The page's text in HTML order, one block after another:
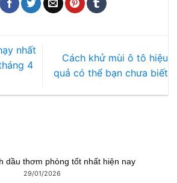
nhất
4
Cách khử mùi ô tô hiệu
quả có thể bạn chưa biết
dầu thơm phòng tốt nhất hiện nay
29/01/2026